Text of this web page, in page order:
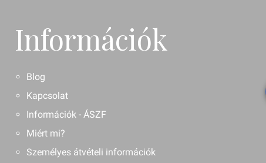
Információk
Blog
Kapcsolat
Információk - ÁSZF
Miért mi?
Személyes átvételi információk